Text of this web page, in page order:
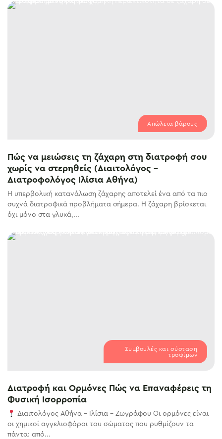
Απώλεια βάρους
Πώς να μειώσεις τη ζάχαρη στη διατροφή σου
χωρίς να στερηθείς (Διαιτολόγος –
Διατροφολόγος Ιλίσια Αθήνα)
Η υπερβολική κατανάλωση ζάχαρης αποτελεί ένα από τα πιο
συχνά διατροφικά προβλήματα σήμερα. Η ζάχαρη βρίσκεται
όχι μόνο στα γλυκά,...
Συμβουλές και σύσταση
τροφίμων
Διατροφή και Ορμόνες Πώς να Επαναφέρεις τη
Φυσική Ισορροπία
Διαιτολόγος Αθήνα – Ιλίσια – Ζωγράφου Οι ορμόνες είναι
οι χημικοί αγγελιοφόροι του σώματος που ρυθμίζουν τα
πάντα: από...